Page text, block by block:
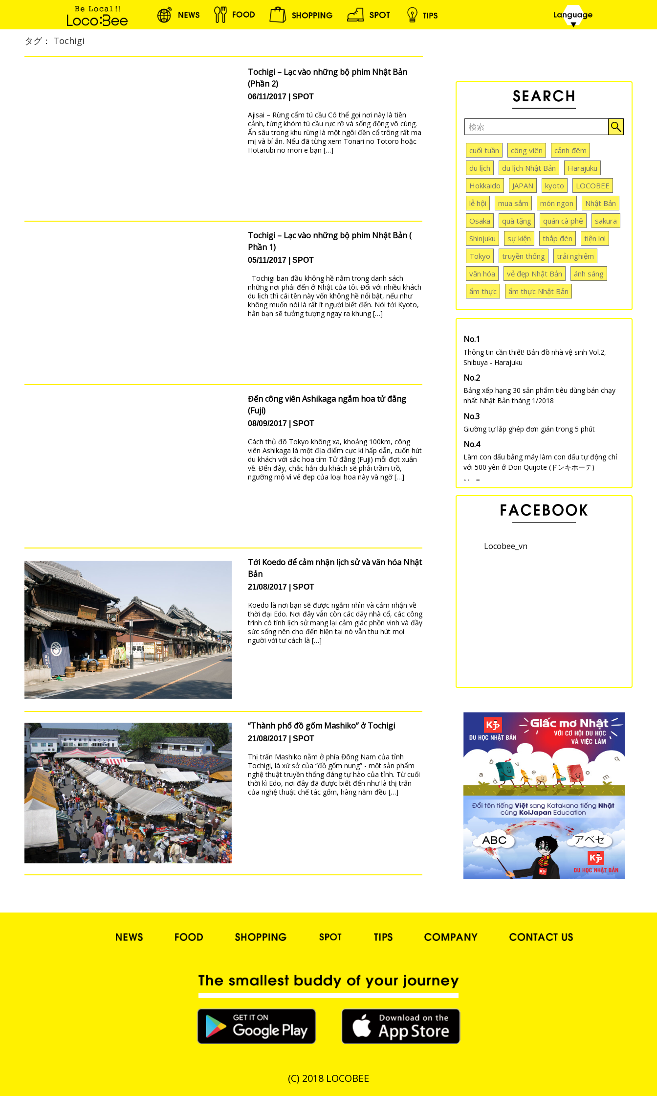
タグ： Tochigi
Tochigi – Lạc vào những bộ phim Nhật Bản
(Phần 2)
06/11/2017 SPOT
Ajisai – Rừng cẩm tú cầu Có thể gọi nơi này là tiên
cảnh, từng khóm tú cầu rực rỡ và sống động vô cùng.
Ẩn sâu trong khu rừng là một ngôi đền cổ trông rất ma
mị và bí ẩn. Nếu đã từng xem Tonari no Totoro hoặc
Hotarubi no mori e bạn […]
Tochigi – Lạc vào những bộ phim Nhật Bản (
Phần 1)
05/11/2017 SPOT
Tochigi ban đầu không hề nằm trong danh sách
những nơi phải đến ở Nhật của tôi. Đối với nhiều khách
du lịch thì cái tên này vốn không hề nổi bật, nếu như
không muốn nói là rất ít người biết đến. Nói tới Kyoto,
hẳn bạn sẽ tưởng tượng ngay ra khung […]
Đến công viên Ashikaga ngắm hoa tử đằng
(Fuji)
08/09/2017 SPOT
Cách thủ đô Tokyo không xa, khoảng 100km, công
viên Ashikaga là một địa điểm cực kì hấp dẫn, cuốn hút
du khách với sắc hoa tím Tử đằng (Fuji) mỗi đợt xuân
về. Đến đây, chắc hẳn du khách sẽ phải trầm trồ,
ngưỡng mộ vì vẻ đẹp của loại hoa này và ngỡ […]
Tới Koedo để cảm nhận lịch sử và văn hóa Nhật
Bản
21/08/2017 SPOT
Koedo là nơi bạn sẽ được ngắm nhìn và cảm nhận về
thời đại Edo. Nơi đây vẫn còn các dãy nhà cổ, các công
trình có tính lịch sử mang lại cảm giác phồn vinh và đầy
sức sống nên cho đến hiện tại nó vẫn thu hút mọi
người với tư cách là […]
“Thành phố đồ gốm Mashiko” ở Tochigi
21/08/2017 SPOT
Thị trấn Mashiko nằm ở phía Đông Nam của tỉnh
Tochigi, là xứ sở của “đồ gốm nung” - một sản phẩm
nghệ thuật truyền thống đáng tự hào của tỉnh. Từ cuối
thời kì Edo, nơi đây đã được biết đến như là thị trấn
của nghệ thuật chế tác gốm, hàng năm đều […]
cuối tuần công viên
cảnh đêm
du lịch
du lịch Nhật Bản
Harajuku
Hokkaido
JAPAN kyoto
LOCOBEE
lễ hội
mua sắm món ngon
Nhật Bản
Osaka
quà tặng quán cà phê
sakura
Shinjuku
sự kiện thắp đèn
tiện lợi
Tokyo
truyền thống
trải nghiệm
văn hóa
vẻ đẹp Nhật Bản
ánh sáng
ẩm thực
ẩm thực Nhật Bản
Thông tin cần thiết! Bản đồ nhà vệ sinh Vol.2,
Shibuya - Harajuku
Bảng xếp hạng 30 sản phẩm tiêu dùng bán chạy
nhất Nhật Bản tháng 1/2018
Giường tự lắp ghép đơn giản trong 5 phút
Làm con dấu bằng máy làm con dấu tự động chỉ
với 500 yên ở Don Quijote (ドンキホーテ)
Sữa đậu nành hương vị sô cô la bạc hà của
hàng thú vị nhất Nhật Bản được nhiều người nước
Locobee_vn
(C) 2018 LOCOBEE